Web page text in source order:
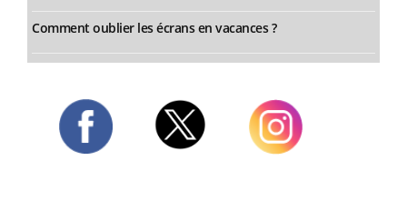
Comment oublier les écrans en vacances ?